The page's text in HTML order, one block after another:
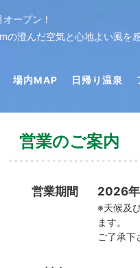
ープン！
の澄んだ空気と心地よい風を
場内MAP 日帰り温泉
営業のご案内
営業期間 2026
※天候及
ます。
ご了承下